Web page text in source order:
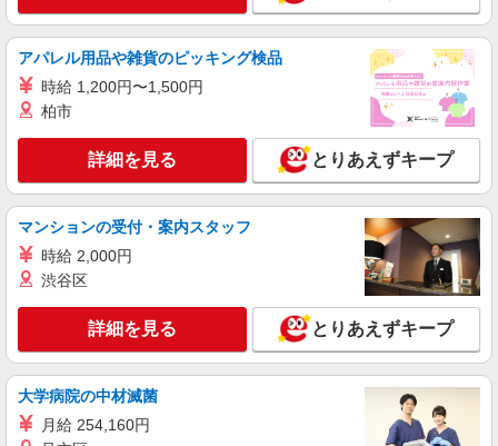
株式会社トラストグロース 新宿本社 第1営業部
有料老人ホームでの夜専介護士
一夜勤：31,000円〜34,000円 ※資格・経験な
どによる
キープ 詳細を見る
契約社員
地域密着型有料老人ホーム せらび篠崎/1380000026-031
介護職員（ヘルパー）（役職なし）
東京都江戸川区東篠崎1-5-2 バス停「新町商店
街入口」下車後、徒歩7分
キープ 詳細を見る
アパレル用品や雑貨のピッキング検品
時給 1,200円〜1,500円
柏市
詳細を見る とりあえずキープ
マンションの受付・案内スタッフ
時給 2,000円
渋谷区
詳細を見る とりあえずキープ
大学病院の中材滅菌
月給 254,160円